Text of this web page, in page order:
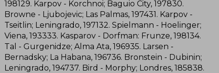
198129. Karpov - Korchnoi; Baguio City, 197830.
Browne - Ljubojevic; Las Palmas, 197431. Karpov -
Tseitlin; Leningrado, 197132. Spielmann - Hoelinger;
Viena, 193333. Kasparov - Dorfman: Frunze, 198134.
Tal - Gurgenidze; Alma Ata, 196935. Larsen -
Bernadsky; La Habana, 196736. Bronstein - Dubinin;
Leningrado, 194737. Bird - Morphy; Londres, 185838.